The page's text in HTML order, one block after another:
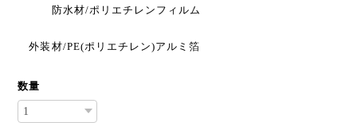
防水材/ポリエチレンフィルム
外装材/PE(ポリエチレン)アルミ箔
数量